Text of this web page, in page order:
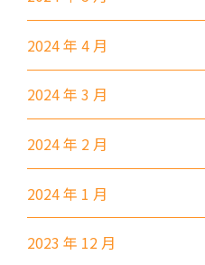
302, 313,
前往方法
2024 年 4 月
2024 年 3 月
2024 年 2 月
2024 年 1 月
2023 年 12 月